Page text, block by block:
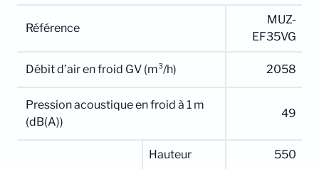
Référence
MUZ-
EF35VG
Débit d’air en froid GV (m³/h) 2058
Pression acoustique en froid à 1 m
(dB(A))
49
Hauteur 550